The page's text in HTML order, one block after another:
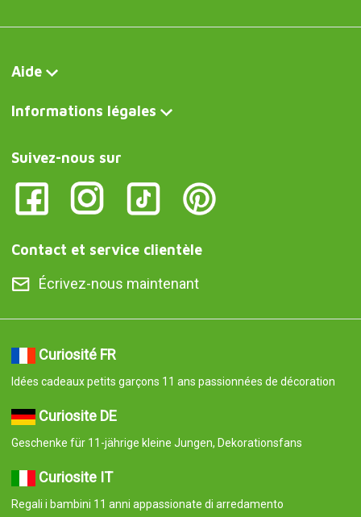
Aide
Informations légales
Suivez-nous sur
Contact et service clientèle
Écrivez-nous maintenant
Curiosité FR
Idées cadeaux petits garçons 11 ans passionnées de décoration
Curiosite DE
Geschenke für 11-jährige kleine Jungen, Dekorationsfans
Curiosite IT
Regali i bambini 11 anni appassionate di arredamento